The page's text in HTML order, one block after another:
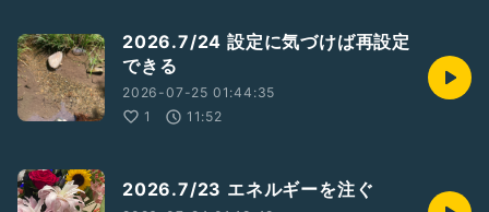
2026.7/24 設定に気づけば再設定
できる
2026-07-25 01:44:35
1
11:52
2026.7/23 エネルギーを注ぐ